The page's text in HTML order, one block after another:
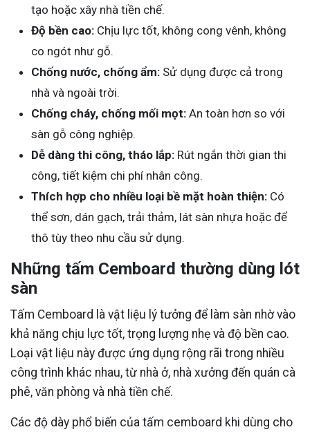
tạo hoặc xây nhà tiền chế.
Độ bền cao: Chịu lực tốt, không cong vênh, không
co ngót như gỗ.
Chống nước, chống ẩm: Sử dụng được cả trong
nhà và ngoài trời.
Chống cháy, chống mối mọt: An toàn hơn so với
sàn gỗ công nghiệp.
Dễ dàng thi công, tháo lắp: Rút ngắn thời gian thi
công, tiết kiệm chi phí nhân công.
Thích hợp cho nhiều loại bề mặt hoàn thiện: Có
thể sơn, dán gạch, trải thảm, lát sàn nhựa hoặc để
thô tùy theo nhu cầu sử dụng.
Những tấm Cemboard thường dùng lót
sàn
Tấm Cemboard là vật liệu lý tưởng để làm sàn nhờ vào
khả năng chịu lực tốt, trọng lượng nhẹ và độ bền cao.
Loại vật liệu này được ứng dụng rộng rãi trong nhiều
công trình khác nhau, từ nhà ở, nhà xưởng đến quán cà
phê, văn phòng và nhà tiền chế.
Các độ dày phổ biến của tấm cemboard khi dùng cho